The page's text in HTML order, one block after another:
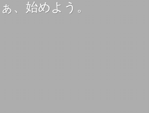
、始めよう。